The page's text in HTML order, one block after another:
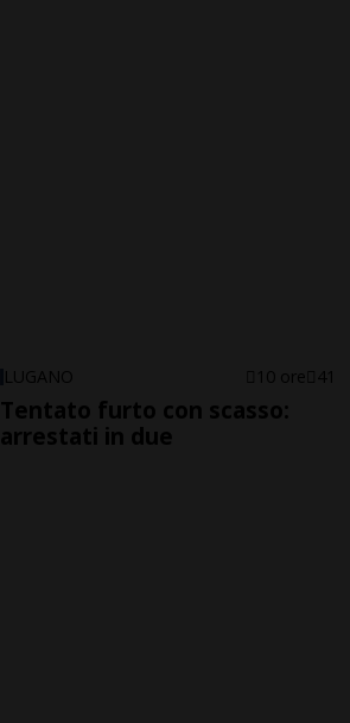
LUGANO 10 ore 41
Tentato furto con scasso:
arrestati in due